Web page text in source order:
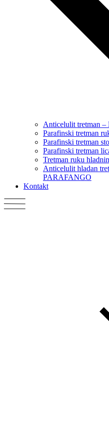
Anticelulit tretman –
Parafinski tretman
Parafinski tretman
Parafinski tretman
Tretman ruku
Anticelulit hladan
PARAFANGO
Kontakt